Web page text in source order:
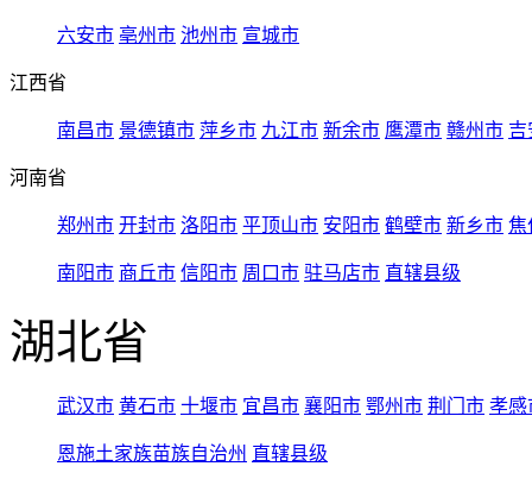
六安市 亳州市 池州市 宣城市
江西省
南昌市 景德镇市 萍乡市 九江市 新余市 鹰潭市 赣州市 吉
河南省
郑州市 开封市 洛阳市 平顶山市 安阳市 鹤壁市 新乡市 焦
南阳市 商丘市 信阳市 周口市 驻马店市 直辖县级
湖北省
武汉市 黄石市 十堰市 宜昌市 襄阳市 鄂州市 荆门市 孝感
恩施土家族苗族自治州 直辖县级